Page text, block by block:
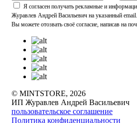
Я согласен получать рекламные и
Журавлев Андрей Васильевич на указанный email.
Вы можете отозвать своё согласие, написав на
© MINTSTORE, 2026
ИП Журавлев Андрей Васильевич
пользовательское соглашение
Политика конфиденциальности